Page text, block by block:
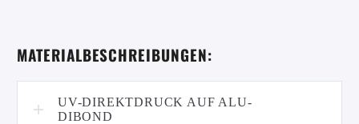
MATERIALBESCHREIBUNGEN:
UV-DIREKTDRUCK AUF ALU-
DIBOND